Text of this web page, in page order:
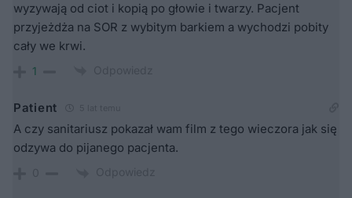
wyzywają od ciot i kopią po głowie i twarzy. Pacjent
przyjeżdża na SOR z wybitym barkiem a wychodzi pobity
cały we krwi.
1
Patient
A czy sanitariusz pokazał wam film z tego wieczora jak się
odzywa do pijanego pacjenta.